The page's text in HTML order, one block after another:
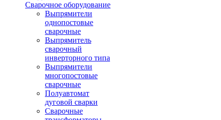
Сварочное оборудование
Выпрямители
однопостовые
сварочные
Выпрямитель
сварочный
инверторного типа
Выпрямители
многопостовые
сварочные
Полуавтомат
дуговой сварки
Сварочные